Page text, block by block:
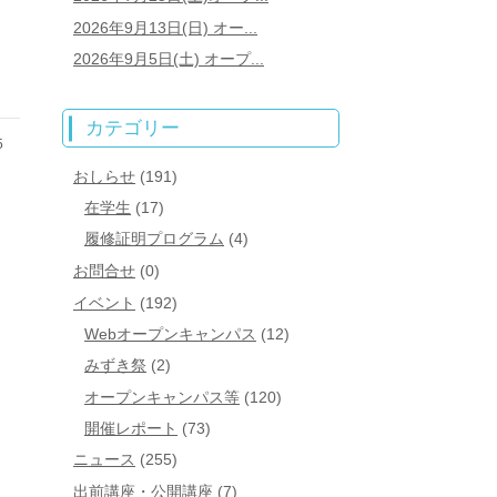
2026年9月13日(日) オー...
2026年9月5日(土) オープ...
カテゴリー
おしらせ (191)
在学生 (17)
履修証明プログラム (4)
お問合せ (0)
イベント (192)
Webオープンキャンパス (12)
みずき祭 (2)
オープンキャンパス等 (120)
開催レポート (73)
ニュース (255)
出前講座・公開講座 (7)